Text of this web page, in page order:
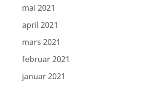
mai 2021
april 2021
mars 2021
februar 2021
januar 2021